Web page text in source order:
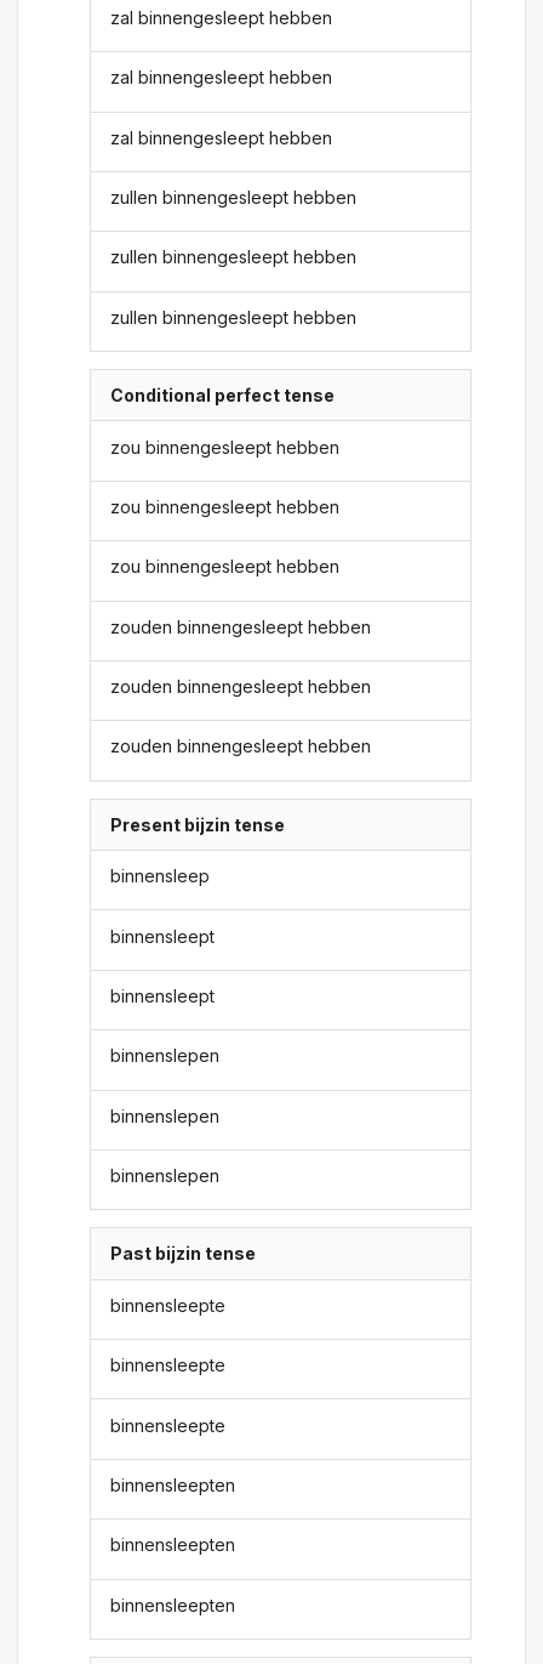
zal binnengesleept hebben
zal binnengesleept hebben
zal binnengesleept hebben
zullen binnengesleept hebben
zullen binnengesleept hebben
zullen binnengesleept hebben
Conditional perfect tense
zou binnengesleept hebben
zou binnengesleept hebben
zou binnengesleept hebben
zouden binnengesleept hebben
zouden binnengesleept hebben
zouden binnengesleept hebben
Present bijzin tense
binnensleep
binnensleept
binnensleept
binnenslepen
binnenslepen
binnenslepen
Past bijzin tense
binnensleepte
binnensleepte
binnensleepte
binnensleepten
binnensleepten
binnensleepten